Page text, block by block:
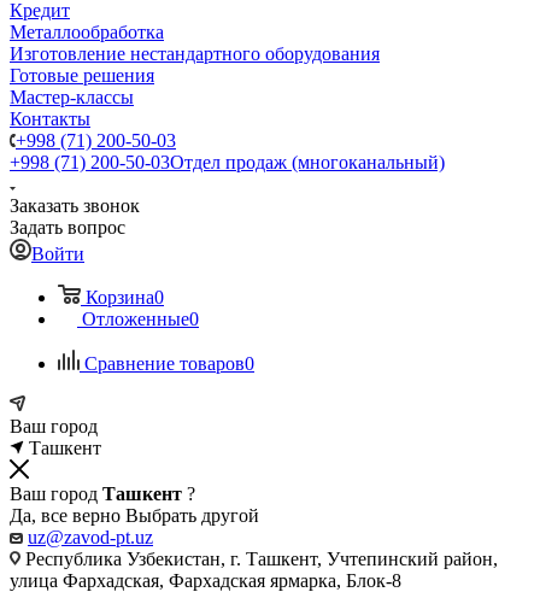
Кредит
Металлообработка
Изготовление нестандартного оборудования
Готовые решения
Мастер-классы
Контакты
+998 (71) 200-50-03
+998 (71) 200-50-03Отдел продаж (многоканальный)
Заказать звонок
Задать вопрос
Войти
Корзина0
Отложенные0
Сравнение товаров0
Ваш город
Ташкент
Ваш город Ташкент ?
Да, все верно Выбрать другой
uz@zavod-pt.uz
Республика Узбекистан, г. Ташкент, Учтепинский район,
улица Фархадская, Фархадская ярмарка, Блок-8